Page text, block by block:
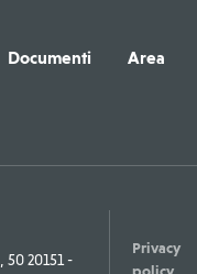
Documenti
Area
20151 -
Privacy